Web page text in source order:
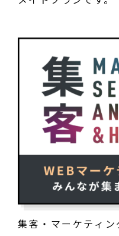
集客・マーケティ